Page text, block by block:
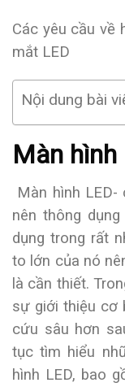
Các yêu cầu về
mắt LED
Nội dung bài
Màn hình
Màn hình
nên thông
dụng trong rất
to lớn của nó
là cần thiết.
sự giới thiệu cơ
cứu sâu hơn
tục tìm hiểu
hình LED, bao